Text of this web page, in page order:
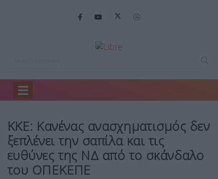
Home
ΚΚΕ: Κανένας ανασχηματισμός δεν
ξεπλένει την σαπίλα και τις
ευθύνες της ΝΔ από το σκάνδαλο
του ΟΠΕΚΕΠΕ